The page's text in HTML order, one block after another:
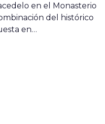
en el Monasterio
del histórico
en…